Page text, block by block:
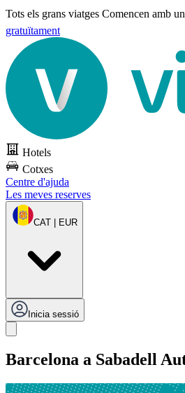
Tots els grans viatges Comencen amb
gratuïtament
Hotels
Cotxes
Centre d'ajuda
Les meves reserves
CAT | EUR
Inicia sessió
Barcelona a Sabadell